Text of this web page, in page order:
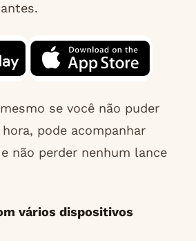
se você não puder
pode acompanhar
não perder nenhum lance
vários dispositivos